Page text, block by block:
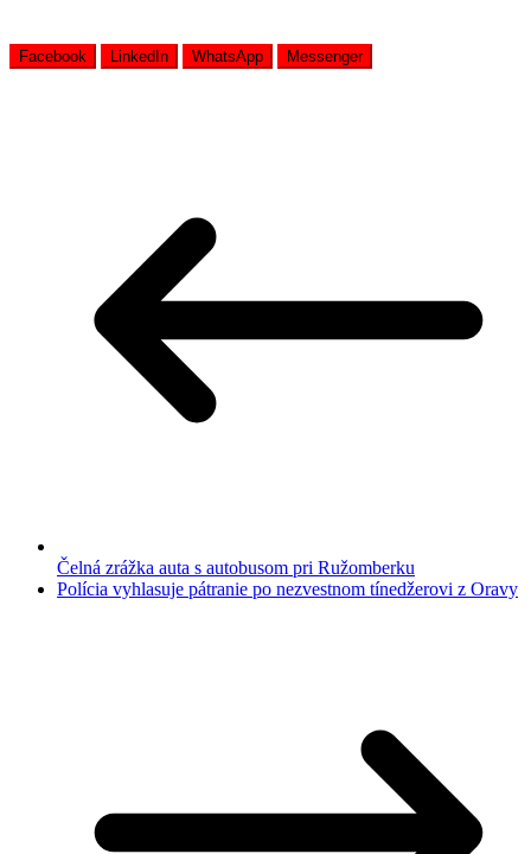
Facebook LinkedIn WhatsApp Messenger
Čelná zrážka auta s autobusom pri Ružomberku
Polícia vyhlasuje pátranie po nezvestnom tínedžerovi z Oravy